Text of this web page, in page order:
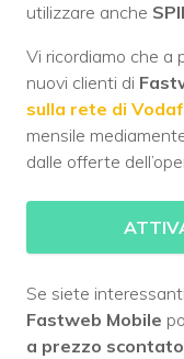
utilizzare anche
Vi ricordiamo che a
nuovi clienti di
sulla rete di
mensile
dalle offerte
Se siete
Fastweb Mobile
a prezzo scontato